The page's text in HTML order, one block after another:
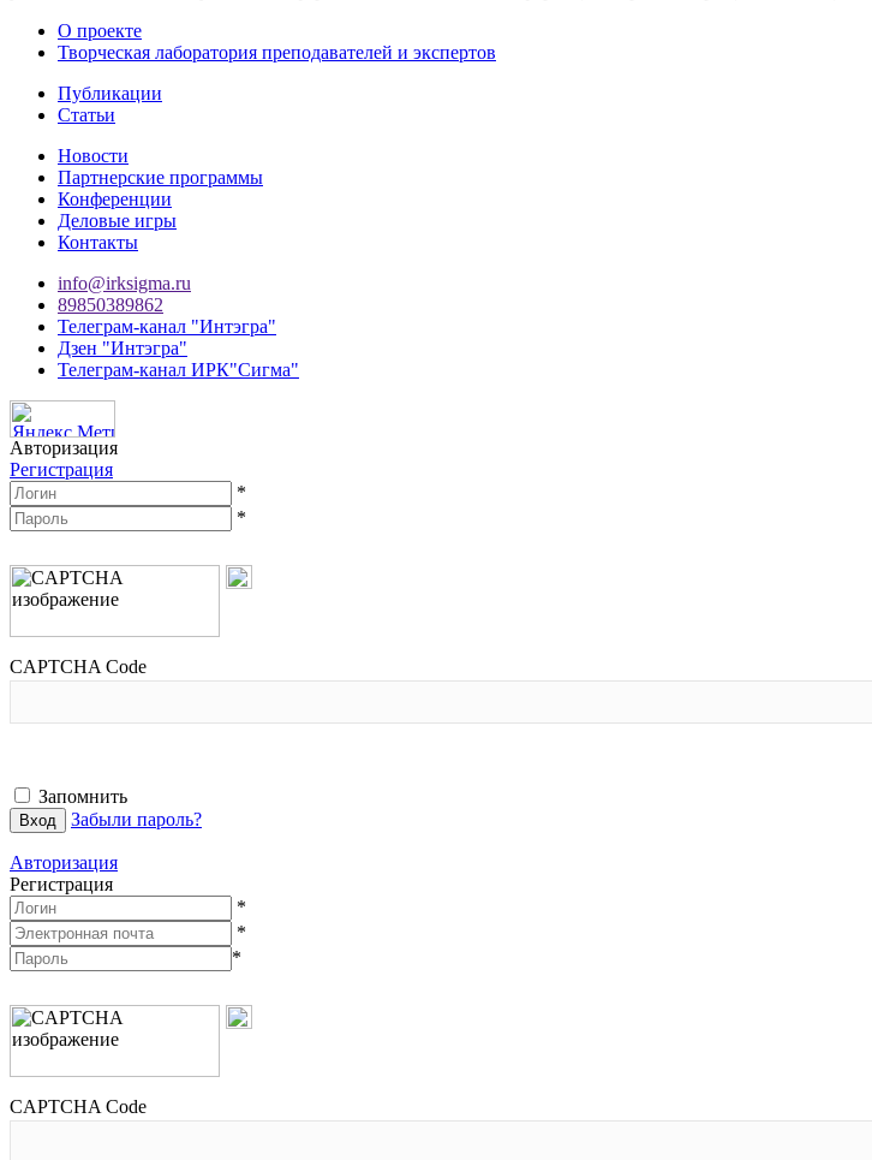
О проекте
Творческая лаборатория преподавателей и экспертов
Публикации
Статьи
Новости
Партнерские программы
Конференции
Деловые игры
Контакты
info@irksigma.ru
89850389862
Телеграм-канал "Интэгра"
Дзен "Интэгра"
Телеграм-канал ИРК"Сигма"
Авторизация
Регистрация
*
*
CAPTCHA Code
Запомнить
Забыли пароль?
Авторизация
Регистрация
*
*
*
CAPTCHA Code